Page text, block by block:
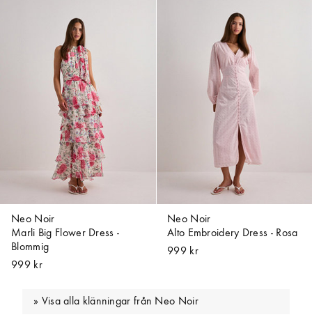
Neo Noir
Marli Big Flower Dress -
Blommig
999 kr
Neo Noir
Alto Embroidery Dress - Rosa
999 kr
Visa alla klänningar från Neo Noir